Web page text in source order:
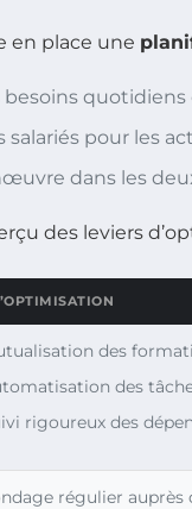
en place une
pour les
dans les
des leviers
des
des
rigoureux des
régulier auprès